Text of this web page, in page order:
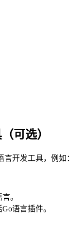
可选）
开发工具，例如：
。
语言插件。